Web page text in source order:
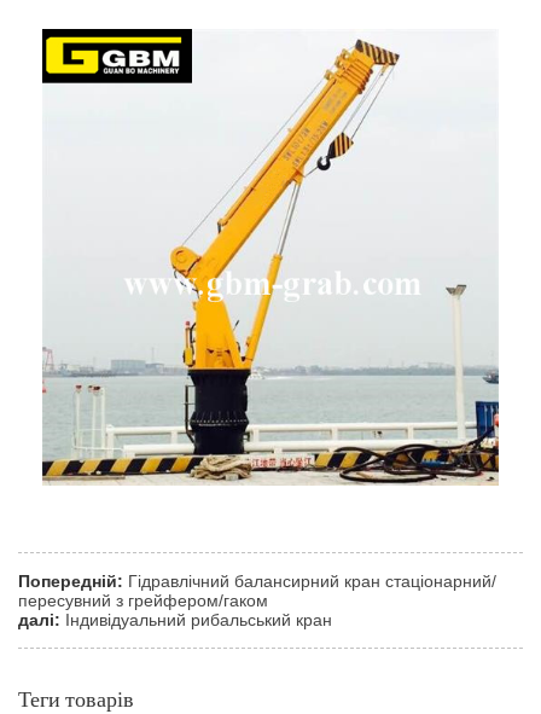
Попередній: Гідравлічний балансирний кран стаціонарний/
пересувний з грейфером/гаком
далі: Індивідуальний рибальський кран
Теги товарів